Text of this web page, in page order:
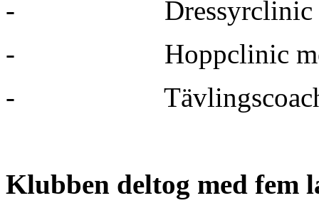
-
Dressyrclinic
-
Hoppclinic
-
Klubben deltog med fem